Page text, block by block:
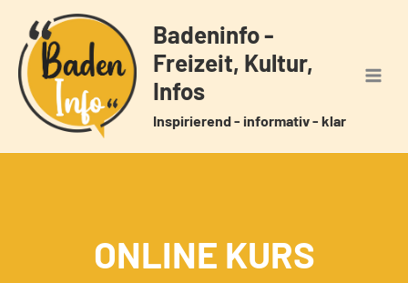
Inhalt
springen
Badeninfo -
Freizeit, Kultur,
Infos
Inspirierend - informativ - klar
ONLINE KURS